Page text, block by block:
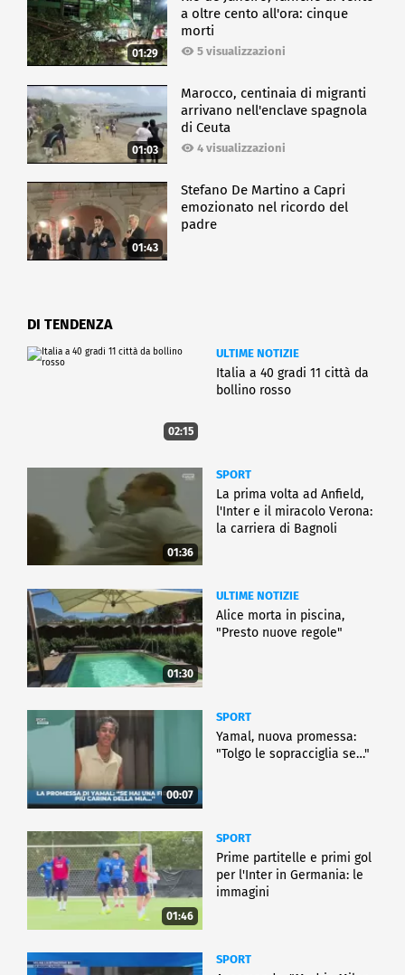
01:29
a oltre cento all'ora: cinque
morti
5 visualizzazioni
01:03
Marocco, centinaia di migranti
arrivano nell'enclave spagnola
di Ceuta
4 visualizzazioni
01:43
Stefano De Martino a Capri
emozionato nel ricordo del
padre
DI TENDENZA
02:15
ULTIME NOTIZIE
Italia a 40 gradi 11 città da
bollino rosso
01:36
SPORT
La prima volta ad Anfield,
l'Inter e il miracolo Verona:
la carriera di Bagnoli
01:30
ULTIME NOTIZIE
Alice morta in piscina,
"Presto nuove regole"
00:07
SPORT
Yamal, nuova promessa:
"Tolgo le sopracciglia se…"
01:46
SPORT
Prime partitelle e primi gol
per l'Inter in Germania: le
immagini
SPORT